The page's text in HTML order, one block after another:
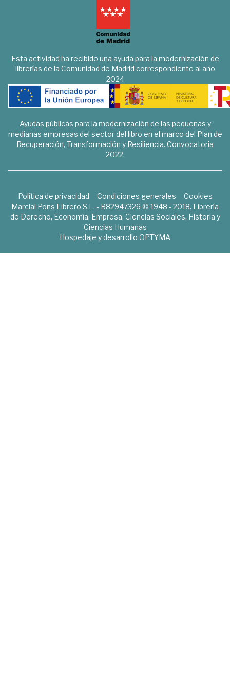
Esta actividad ha recibido una ayuda para la modernización de
librerías de la Comunidad de Madrid correspondiente al año
2024
Ayudas públicas para la modernización de las pequeñas y
medianas empresas del sector del libro en el marco del Plan de
Recuperación, Transformación y Resiliencia. Convocatoria
2022.
Política de privacidad Condiciones generales
Cookies
Marcial Pons Librero S.L. - B82947326 © 1948 - 2018. Librería
de Derecho, Economía, Empresa, Ciencias Sociales, Historia y
Ciencias Humanas
Hospedaje y desarrollo OPTYMA